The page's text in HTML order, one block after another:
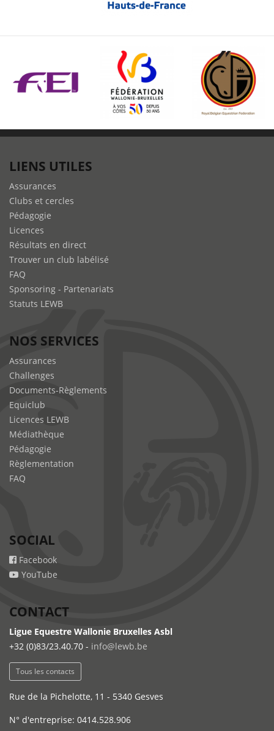
LIENS UTILES
Assurances
Clubs et cercles
Pédagogie
Licences
Résultats en direct
Trouver un club labélisé
FAQ
Sponsoring - Partenariats
Statuts LEWB
NOS SERVICES
Assurances
Challenges
Documents-Règlements
Equiclub
Licences LEWB
Médiathèque
Pédagogie
Règlementation
FAQ
SOCIAL
Facebook
YouTube
CONTACT
Ligue Equestre Wallonie Bruxelles Asbl
+32 (0)83/23.40.70 - info@lewb.be
Tous les contacts
Rue de la Pichelotte, 11 - 5340 Gesves
N° d'entreprise: 0414.528.906